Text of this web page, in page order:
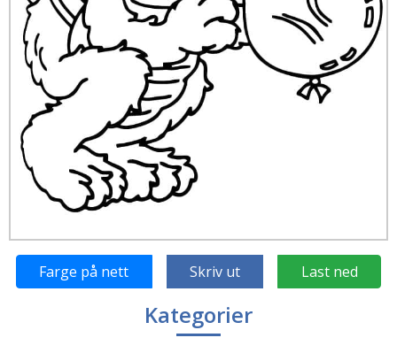
Farge på nett Skriv ut Last ned
Kategorier